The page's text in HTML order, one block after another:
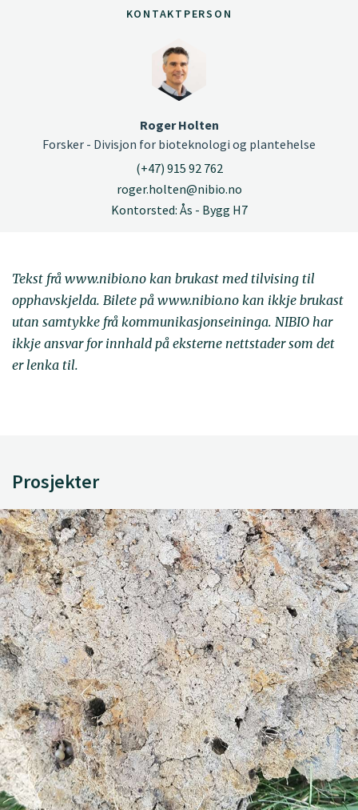
KONTAKTPERSON
Roger Holten
Forsker - Divisjon for bioteknologi og plantehelse
(+47) 915 92 762
roger.holten@nibio.no
Kontorsted: Ås - Bygg H7
Tekst frå www.nibio.no kan brukast med tilvising til
opphavskjelda. Bilete på www.nibio.no kan ikkje brukast
utan samtykke frå kommunikasjonseininga. NIBIO har
ikkje ansvar for innhald på eksterne nettstader som det
er lenka til.
Prosjekter